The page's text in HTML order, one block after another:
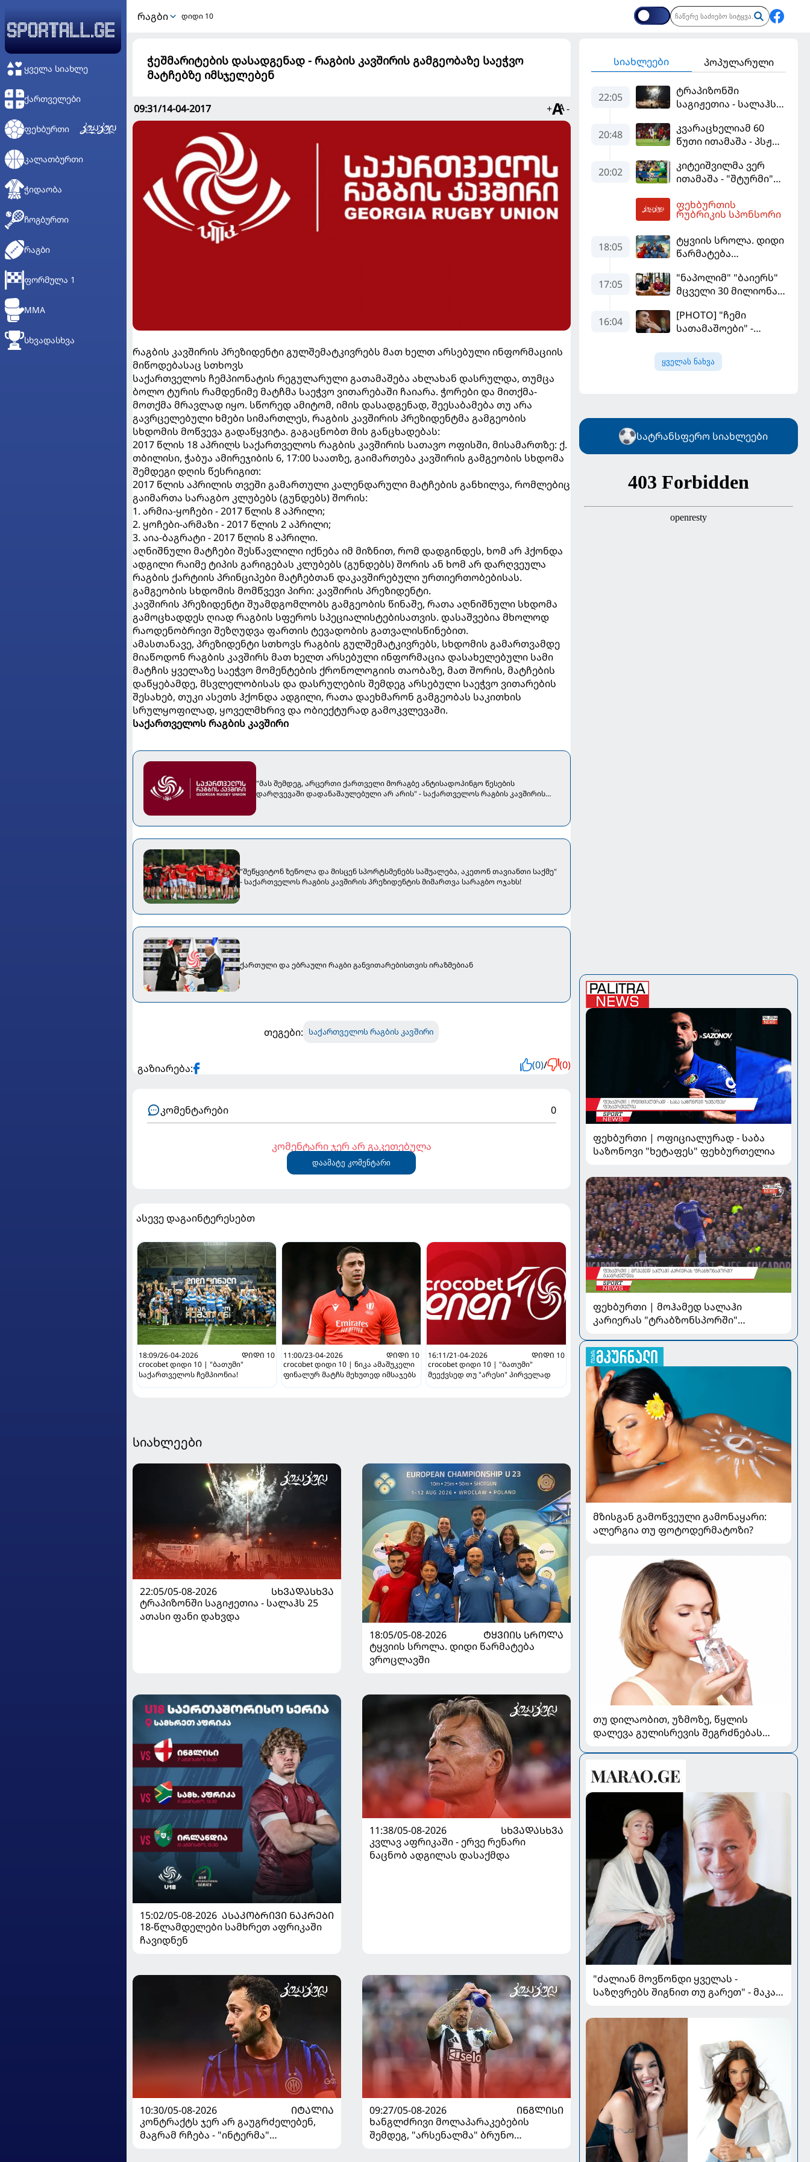
ᲧᲕᲔᲚᲐ ᲡᲘᲐᲮᲚᲔ
ᲥᲐᲠᲗᲕᲔᲚᲔᲑᲘ
ᲤᲔᲮᲑᲣᲠᲗᲘ
ᲙᲐᲚᲐᲗᲑᲣᲠᲗᲘ
ᲭᲘᲓᲐᲝᲑᲐ
ᲩᲝᲒᲑᲣᲠᲗᲘ
ᲠᲐᲒᲑᲘ
ᲤᲝᲠᲛᲣᲚᲐ 1
MMA
ᲡᲮᲕᲐᲓᲐᲡᲮᲕᲐ
ᲠᲐᲒᲑᲘ დიდი 10
ჭეშმარიტების დასადგენად - რაგბის კავშირის გამგეობაზე საეჭვო
მატჩებზე იმსჯელებენ
09:31/14-04-2017 + -
რაგბის კავშირის პრეზიდენტი გულშემატკივრებს მათ ხელთ არსებული ინფორმაციის
მიწოდებასაც სთხოვს
საქართველოს ჩემპიონატის რეგულარული გათამაშება ახლახან დასრულდა, თუმცა
ბოლო ტურის რამდენიმე მატჩმა საეჭვო ვითარებაში ჩაიარა. ჭორები და მითქმა-
მოთქმა მრავლად იყო. სწორედ ამიტომ, იმის დასადგენად, შეესაბამება თუ არა
გავრცელებული ხმები სიმართლეს, რაგბის კავშირის პრეზიდენტმა გამგეობის
სხდომის მოწვევა გადაწყვიტა. გაგაცნობთ მის განცხადებას:
2017 წლის 18 აპრილს საქართველოს რაგბის კავშირის სათავო ოფისში, მისამართზე: ქ.
თბილისი, ჭაბუა ამირეჯიბის 6, 17:00 საათზე, გაიმართება კავშირის გამგეობის სხდომა
შემდეგი დღის წესრიგით:
2017 წლის აპრილის თვეში გამართული კალენდარული მატჩების განხილვა, რომლებიც
გაიმართა სარაგბო კლუბებს (გუნდებს) შორის:
1. არმია-ყოჩები - 2017 წლის 8 აპრილი;
2. ყოჩები-არმაზი - 2017 წლის 2 აპრილი;
3. აია-ბაგრატი - 2017 წლის 8 აპრილი.
აღნიშნული მატჩები შესწავლილი იქნება იმ მიზნით, რომ დადგინდეს, ხომ არ ჰქონდა
ადგილი რაიმე ტიპის გარიგებას კლუბებს (გუნდებს) შორის ან ხომ არ დარღვეულა
რაგბის ქარტიის პრინციპები მატჩებთან დაკავშირებული ურთიერთობებისას.
გამგეობის სხდომის მომწვევი პირი: კავშირის პრეზიდენტი.
კავშირის პრეზიდენტი შუამდგომლობს გამგეობის წინაშე, რათა აღნიშნული სხდომა
გამოცხადდეს ღიად რაგბის სფეროს სპეციალისტებისათვის. დასაშვებია მხოლოდ
რაოდენობრივი შეზღუდვა ფართის ტევადობის გათვალისწინებით.
ამასთანავე, პრეზიდენტი სთხოვს რაგბის გულშემატკივრებს, სხდომის გამართვამდე
მიაწოდონ რაგბის კავშირს მათ ხელთ არსებული ინფორმაცია დასახელებული სამი
მატჩის ყველაზე საეჭვო მომენტების ქრონოლოგიის თაობაზე, მათ შორის, მატჩების
დაწყებამდე, მსვლელობისას და დასრულების შემდეგ არსებული საეჭვო ვითარების
შესახებ, თუკი ასეთს ჰქონდა ადგილი, რათა დაეხმარონ გამგეობას საკითხის
სრულყოფილად, ყოველმხრივ და ობიექტურად გამოკვლევაში.
საქართველოს რაგბის კავშირი
"მას შემდეგ, არცერთი ქართველი მორაგბე ანტისადოპინგო წესების
დარღვევაში დადანაშაულებული არ არის" - საქართველოს რაგბის კავშირის
"შეწყვიტონ ზეწოლა და მისცენ სპორტსმენებს საშუალება, აკეთონ თავიანთი საქმე"
- საქართველოს რაგბის კავშირის პრეზიდენტის მიმართვა სარაგბო ოჯახს!
ქართული და ებრაული რაგბი განვითარებისთვის ირაზმებიან
თეგები: საქართველოს რაგბის კავშირი
გაზიარება: (0)/ (0)
კომენტარები 0
კომენტარი ჯერ არ გაკეთებულა
დაამატე კომენტარი
ასევე დაგაინტერესებთ
18:09/26-04-2026
ᲓᲘᲓᲘ 10
crocobet დიდი 10 | "ბათუმი"
საქართველოს ჩემპიონია!
11:00/23-04-2026
ᲓᲘᲓᲘ 10
crocobet დიდი 10 | ნიკა ამაშუკელი
ფინალურ მატჩს მეხუთედ იმსაჯებს
16:11/21-04-2026
ᲓᲘᲓᲘ 10
crocobet დიდი 10 | "ბათუმი"
მეექვსედ თუ "არესი" პირველად
სიახლეები
22:05/05-08-2026
ᲡᲮᲕᲐᲓᲐᲡᲮᲕᲐ
ტრაპიზონში საგიჟეთია - სალაჰს 25
ათასი ფანი დახვდა
18:05/05-08-2026
ᲢᲧᲕᲘᲘᲡ ᲡᲠᲝᲚᲐ
ტყვიის სროლა. დიდი წარმატება
ვროცლავში
15:02/05-08-2026 ᲐᲡᲐᲙᲝᲑᲠᲘᲕᲘ ᲜᲐᲙᲠᲔᲑᲘ
18-წლამდელები სამხრეთ აფრიკაში
ჩავიდნენ
11:38/05-08-2026
ᲡᲮᲕᲐᲓᲐᲡᲮᲕᲐ
კვლავ აფრიკაში - ერვე რენარი
ნაცნობ ადგილას დასაქმდა
10:30/05-08-2026
ᲘᲢᲐᲚᲘᲐ
კონტრაქტს ჯერ არ გაუგრძელებენ,
მაგრამ რჩება - "ინტერმა"
09:27/05-08-2026
ᲘᲜᲒᲚᲘᲡᲘ
ხანგლძრივი მოლაპარაკებების
შემდეგ, "არსენალმა" ბრუნო
სიახლეები პოპულარული
22:05
ტრაპიზონში
საგიჟეთია - სალაჰს
დახვდა
20:48
კვარაცხელიამ 60
წუთი ითამაშა - პსჟ
მატჩში
"მალიორკასთან"
20:02
კიტეიშვილმა ვერ
ითამაშა - "შტურმი"
"ფენერბაჰჩესთან"
დამარცხდა
ფეხბურთის
რუბრიკის სპონსორი
18:05
ტყვიის სროლა. დიდი
წარმატება
17:05
"ნაპოლიმ" "ბაიერს"
მცველი 30 მილიონად
16:04
[PHOTO] "ჩემი
სათამაშოები" -
ძვირფასი ავტოპარკი
აჩვენა
ყველას ნახვა
სატრანსფერო სიახლეები
ფეხბურთი | ოფიციალურად - საბა
საზონოვი "ხეტაფეს" ფეხბურთელია
ფეხბურთი | მოჰამედ სალაჰი
კარიერას "ტრაბზონსპორში"
მზისგან გამოწვეული გამონაყარი:
ალერგია თუ ფოტოდერმატოზი?
თუ დილაობით, უზმოზე, წყლის
დალევა გულისრევის შეგრძნებას
"ძალიან მოვწონდი ყველას -
საზღვრებს შიგნით თუ გარეთ" - მაკა
ელეგანტურობის სიმბოლო